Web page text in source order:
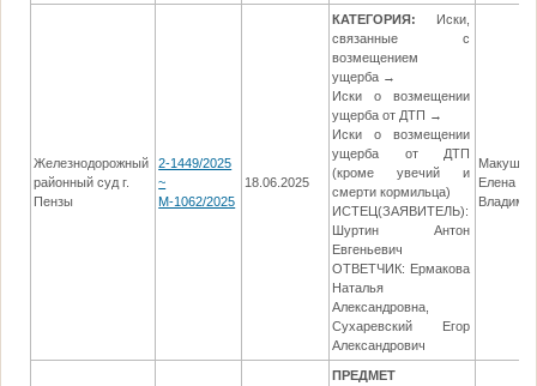
Железнодорожный
районный суд г.
Пензы
2-1449/2025
~
М-1062/2025
18.06.2025
КАТЕГОРИЯ:
Иски,
связанные с
возмещением
ущерба →
Иски о возмещении
ущерба от ДТП →
Иски о возмещении
ущерба от ДТП
(кроме увечий и
смерти кормильца)
ИСТЕЦ(ЗАЯВИТЕЛЬ):
Шуртин Антон
Евгеньевич
ОТВЕТЧИК: Ермакова
Наталья
Александровна,
Сухаревский Егор
Александрович
Елена
ПРЕДМЕТ